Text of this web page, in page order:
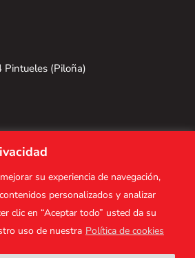
su experiencia de navegación,
personalizados y analizar
clic en “Aceptar todo” usted da su
uso de nuestra Política de cookies
Pintueles (Piloña)